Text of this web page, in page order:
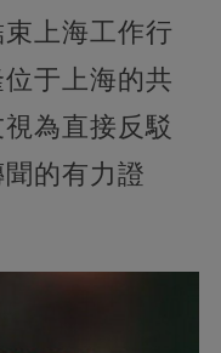
上海工作行
于上海的共
為直接反駁
聞的有力證